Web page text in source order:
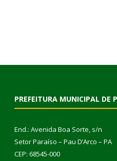
PREFEITURA MUNICIPAL DE
End.: Avenida Boa Sorte, s/n
Setor Paraíso – Pau D’Arco – PA
CEP: 68545-000